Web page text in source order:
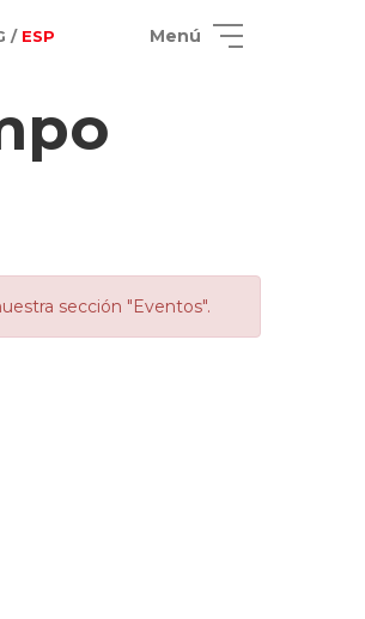
/ ESP Menú
sección "Eventos".